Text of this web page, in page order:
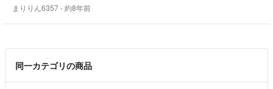
終始無言の方、受け取り後評価が遅い方はお取引ご遠慮ください。
タバコは吸いません、ペットもいません。
まりりん6357- 約8年前
同一カテゴリの商品